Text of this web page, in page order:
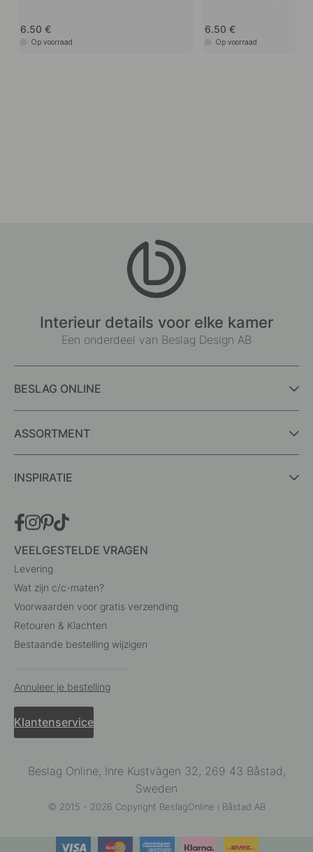
6.50
Op voorraad
6.50
Op voorraad
Interieur details voor elke kamer
Een onderdeel van Beslag Design AB
BESLAG ONLINE
ASSORTMENT
INSPIRATIE
VEELGESTELDE VRAGEN
Levering
Wat zijn c/c-maten?
Voorwaarden voor gratis verzending
Retouren & Klachten
Bestaande bestelling wijzigen
Annuleer je bestelling
Klantenservice
Beslag Online, Inre Kustvägen 32, 269 43 Båstad,
Sweden
© 2015 - 2026 Copyright BeslagOnline i Båstad AB